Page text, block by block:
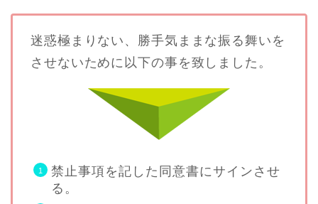
迷惑極まりない、勝手気ままな振る舞いを
させないために以下の事を致しました。
禁止事項を記した同意書にサインさせ
る。